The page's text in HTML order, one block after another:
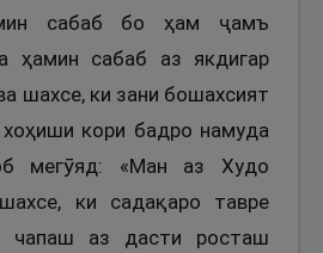
сабаб бо ҳам ҷамъ
ҳамин сабаб аз якдигар
шахсе, ки зани бошахсият
кори бадро намуда
мегӯяд: «Ман аз Худо
ки садақаро тавре
чапаш аз дасти росташ